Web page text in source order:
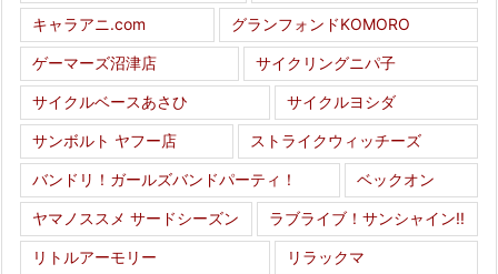
キャラアニ.com グランフォンドKOMORO
ゲーマーズ沼津店 サイクリングニパ子
サイクルベースあさひ サイクルヨシダ
サンボルト ヤフー店 ストライクウィッチーズ
バンドリ！ガールズバンドパーティ！ ベックオン
ヤマノススメ サードシーズン ラブライブ！サンシャイン!!
リトルアーモリー リラックマ